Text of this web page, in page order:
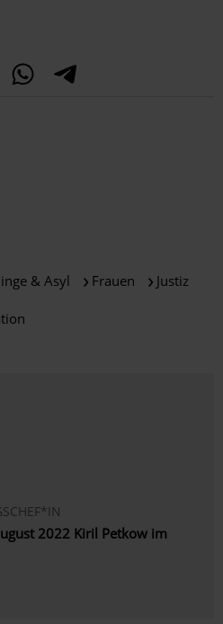
& Asyl Frauen Justiz
2022 Kiril Petkow im